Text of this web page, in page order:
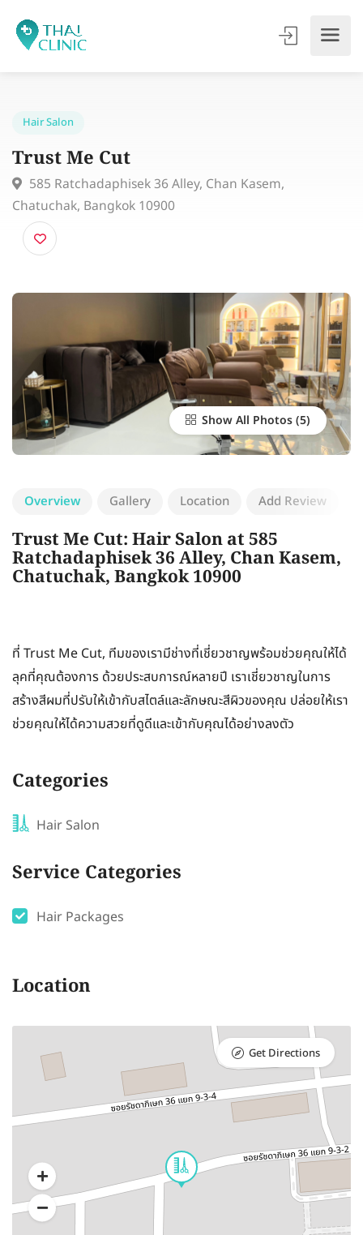
Trust Me Cut
585 Ratchadaphisek 36 Alley, Chan Kasem,
Chatuchak, Bangkok 10900
Show All Photos
Overview Gallery Location Add Review
Trust Me Cut: Hair Salon at 585
Ratchadaphisek 36 Alley, Chan Kasem,
Chatuchak, Bangkok 10900
ที่ Trust Me Cut, ทีมของเรามีช่างที่เชี่ยวชาญพร้อมช่วยคุณให้ได้
ลุคที่คุณต้องการ ด้วยประสบการณ์หลายปี เราเชี่ยวชาญในการ
สร้างสีผมที่ปรับให้เข้ากับสไตล์และลักษณะสีผิวของคุณ ปล่อยให้เรา
ช่วยคุณให้ได้ความสวยที่ดูดีและเข้ากับคุณได้อย่างลงตัว
Categories
Hair Salon
Service Categories
Hair Packages
Location
Get Directions